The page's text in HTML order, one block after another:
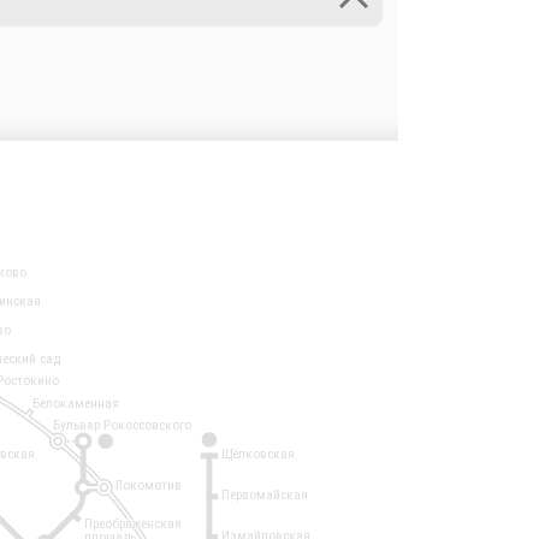
1
Локомотив
сад
Белокаменная
Щёлковская
Первомайская
Измайловская
Бульвар Рокоссовского
Преображенская